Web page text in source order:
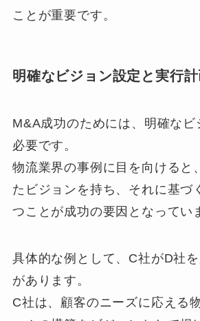
ことが重要です。
明確なビジョン設定と実行
M&A成功のためには、明確なビ
必要です。
物流業界の事例に目を向けると
たビジョンを持ち、それに基づ
つことが成功の要因となってい
具体的な例として、C社がD社
があります。
C社は、顧客のニーズに応える